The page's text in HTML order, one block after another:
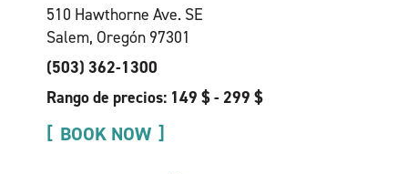
510 Hawthorne Ave. SE
Salem, Oregón 97301
(503) 362-1300
Rango de precios: 149 $ - 299 $
BOOK NOW